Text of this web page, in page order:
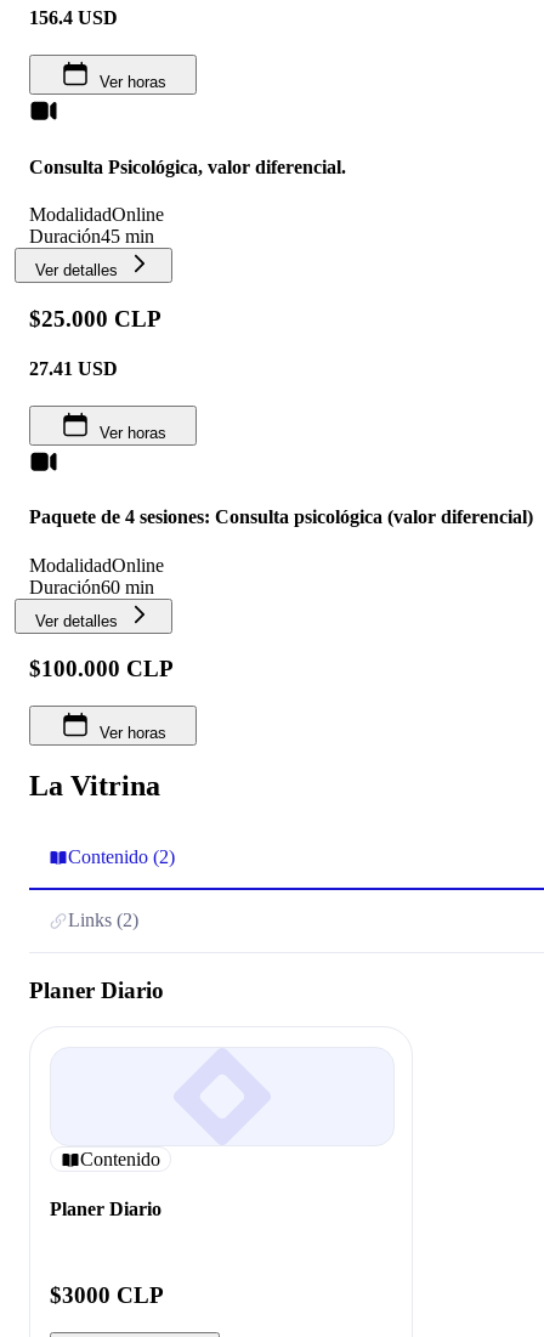
156.4 USD
Ver horas
Consulta Psicológica, valor diferencial.
ModalidadOnline
Duración45 min
Ver detalles
$25.000 CLP
27.41 USD
Ver horas
Paquete de 4 sesiones: Consulta psicológica (valor diferencial)
ModalidadOnline
Duración60 min
Ver detalles
$100.000 CLP
Ver horas
La Vitrina
Contenido (2)
Links (2)
Planer Diario
Contenido
Planer Diario
$3000 CLP